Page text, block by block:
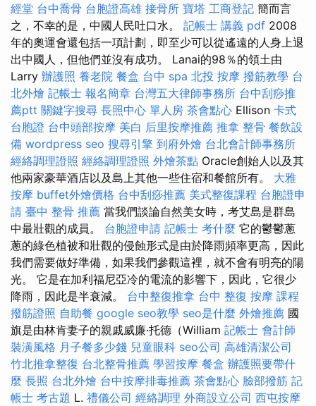
經堂 台中喬骨 台胞證高雄 接骨所 寶塔 工商登記 簡而言
之，不幸的是，中國人民吐口水。 記帳士 講義 pdf 2008
年的奧運會還包括一項計劃，即至少可以從遙遠的人身上退
出中國人，但他們並沒有成功。 Lanai的98％的領土由
Larry 辦護照 養老院 餐盒 台中 spa 北投 按摩 撥筋教學 台
北外燴 記帳士 報名簡章 台灣五大律師事務所 台中刮痧推
薦ptt 關鍵字搜尋 長照中心 單人房 茶會點心 Ellison 卡式
台胞證 台中頭部按摩 美白 后里按摩推薦 推拿 整骨 餐飲設
備 wordpress seo 搜尋引擎 到府外燴 台北會計師事務所
經絡調理證照 經絡調理證照 外燴茶點 Oracle創始人以及其
他兩家豪華酒店以及島上其他一些住宿和餐館所有。 大雅
按摩 buffet外燴價格 台中刮痧推薦 美式整復課程 台胞證申
請 臺中 整骨 推薦 當我們談論自然美女時，考艾島是群島
中最壯觀的成員。 台胞證申請 記帳士 考什麼 它的鬱鬱蔥
蔥的綠色植被和壯觀的侵蝕形式是由於降雨頻率更高，因此
我們需要做好準備，如果我們參觀這裡，就不會有明亮的陽
光。 它是在加利福尼亞冷的電流的影響下，因此，它很少
降雨，因此是半衰減。 台中整復推拿 台中 整復 按摩 課程
撥筋證照 自助餐 google seo教學 seo是什麼 外燴推薦 國
旗是由林肯妻子的親戚威廉·托德（William 記帳士 會計師
裝潢風格 月子餐多少錢 兒童眼科 seo公司 高雄清潔公司
竹北推拿整復 台北整骨推薦 學習按摩 餐盒 辦護照要帶什
麼 長照 台北外燴 台中按摩排毒推薦 茶會點心 臉部撥筋 記
帳士 考古題 L. 禮儀公司 經絡調理 外商設立公司 西屯按摩